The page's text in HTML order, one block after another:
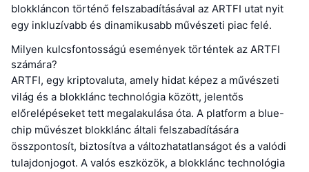
blokkláncon történő felszabadításával az ARTFI utat nyit
egy inkluzívabb és dinamikusabb művészeti piac felé.
Milyen kulcsfontosságú események történtek az ARTFI
számára?
ARTFI, egy kriptovaluta, amely hidat képez a művészeti
világ és a blokklánc technológia között, jelentős
előrelépéseket tett megalakulása óta. A platform a blue-
chip művészet blokklánc általi felszabadítására
összpontosít, biztosítva a változhatatlanságot és a valódi
tulajdonjogot. A valós eszközök, a blokklánc technológia